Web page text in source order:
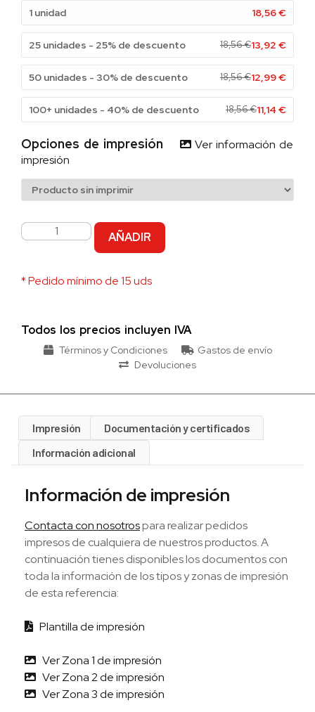
1 unidad 18,56€
25 unidades - 25% de descuento 18,56€13,92 €
50 unidades - 30% de descuento 18,56€12,99€
100+ unidades - 40% de descuento 18,56€11,14 €
Opciones de impresión
Ver información de
impresión
AÑADIR
* Pedido mínimo de 15 uds
Todos los precios incluyen IVA
Términos y Condiciones
Gastos de envío
Devoluciones
Impresión
Documentación y certificados
Información adicional
Información de impresión
Contacta con nosotrospara realizar pedidos
impresos de cualquiera de nuestros productos. A
continuación tienes disponibles los documentos con
toda la información de los tipos y zonas de impresión
de esta referencia:
Plantilla de impresión
Ver Zona 1 de impresión
Ver Zona 2 de impresión
Ver Zona 3 de impresión